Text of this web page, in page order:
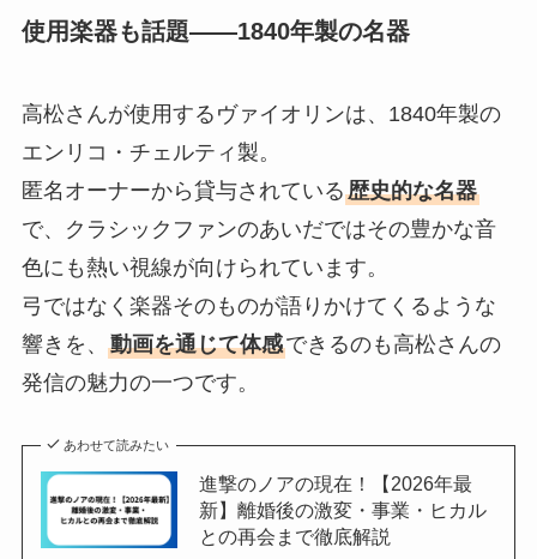
使用楽器も話題——1840年製の名器
高松さんが使用するヴァイオリンは、1840年製の
エンリコ・チェルティ製。
匿名オーナーから貸与されている歴史的な名器
で、クラシックファンのあいだではその豊かな音
色にも熱い視線が向けられています。
弓ではなく楽器そのものが語りかけてくるような
響きを、 動画を通じて体感できるのも高松さんの
発信の魅力の一つです。
あわせて読みたい
進撃のノアの現在！【2026年最
新】離婚後の激変・事業・ヒカル
との再会まで徹底解説